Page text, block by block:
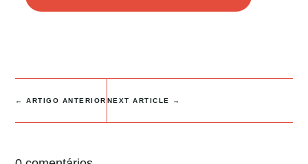
←ARTIGO ANTERIOR NEXT ARTICLE →